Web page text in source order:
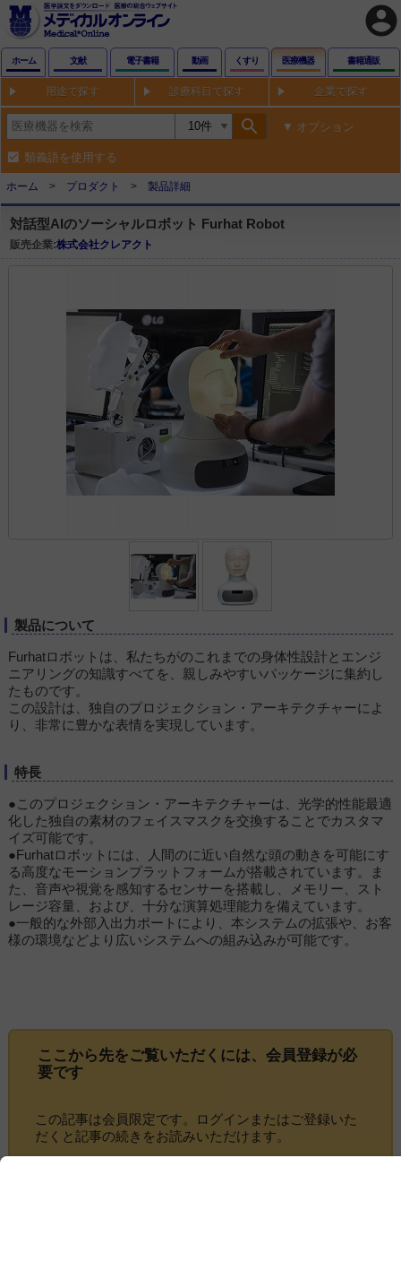
account_circle
ホーム 文献 電子書籍 動画 くすり 医療機器 書籍通販
用途で探す 診療科目で探す 企業で探す
search オプション
類義語を使用する
ホーム プロダクト 製品詳細
対話型AIのソーシャルロボット Furhat Robot
販売企業:株式会社クレアクト
製品について
Furhatロボットは、私たちがのこれまでの身体性設計とエンジ
ニアリングの知識すべてを、親しみやすいパッケージに集約し
たものです。
この設計は、独自のプロジェクション・アーキテクチャーによ
り、非常に豊かな表情を実現しています。
特長
●このプロジェクション・アーキテクチャーは、光学的性能最適
化した独自の素材のフェイスマスクを交換することでカスタマ
イズ可能です。
●Furhatロボットには、人間のに近い自然な頭の動きを可能にす
る高度なモーションプラットフォームが搭載されています。ま
た、音声や視覚を感知するセンサーを搭載し、メモリー、スト
レージ容量、および、十分な演算処理能力を備えています。
●一般的な外部入出力ポートにより、本システムの拡張や、お客
様の環境などより広いシステムへの組み込みが可能です。
ここから先をご覧いただくには、 会員登録が必
要です
この記事は会員限定です。ログインまたはご登録いた
だくと記事の続きをお読みいただけます。